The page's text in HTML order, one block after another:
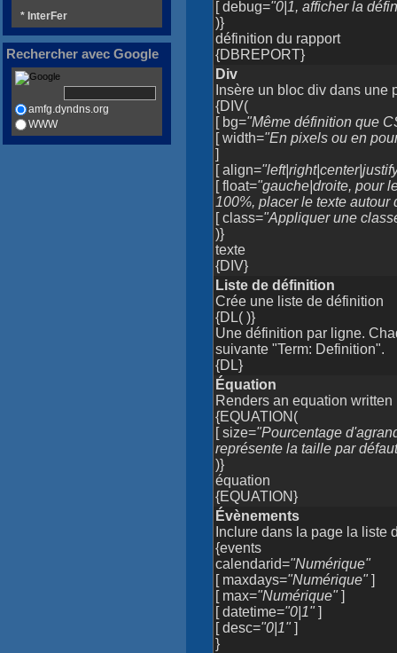
[ debug="0|1, afficher la
)}
définition du rapport
{DBREPORT}
Div
Insère un bloc div dans une
{DIV(
[ bg="Même définition que
[ width="En pixels ou en
]
[ align=
[ float="gauche|droite, pour
100%, placer le texte autour
[ class="Appliquer une
)}
texte
{DIV}
Liste de définition
Crée une liste de définition
{DL( )}
Une définition par ligne.
suivante "Term: Definition".
{DL}
Équation
Renders an equation
{EQUATION(
[ size="Pourcentage
représente la taille par
)}
équation
{EQUATION}
Évènements
Inclure dans la page la liste
{events
calendarid="Numérique"
[ maxdays="Numérique"]
[ max="Numérique"]
[ datetime="0|1"]
[ desc="0|1"]
}
* InterFer
Rechercher avec Google
amfg.dyndns.org
WWW